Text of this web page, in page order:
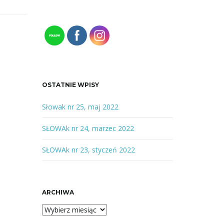
n
o
o
l
u
b
f
r
a
OSTATNIE WPISY
Słowak nr 25, maj 2022
SŁOWAk nr 24, marzec 2022
SŁOWAk nr 23, styczeń 2022
ARCHIWA
A